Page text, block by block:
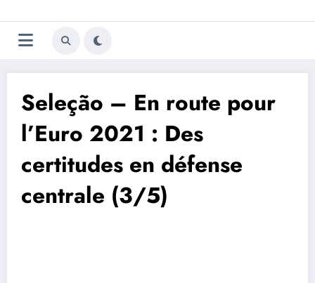
au
contenu
Trivela
L'actualité du football
Seleção – En route pour
l’Euro 2021 : Des
certitudes en défense
centrale (3/5)